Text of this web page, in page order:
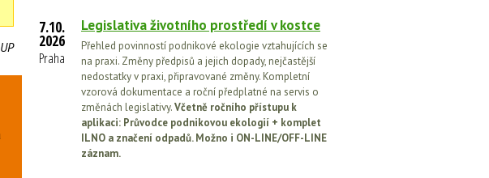
7.10.
2026
Praha
Legislativa životního prostředí v kostce
Přehled povinností podnikové ekologie vztahujících se
na praxi. Změny předpisů a jejich dopady, nejčastější
nedostatky v praxi, připravované změny. Kompletní
vzorová dokumentace a roční předplatné na servis o
změnách legislativy.Včetně ročního přístupu k
aplikaci: Průvodce podnikovou ekologií + komplet
ILNO a značení odpadů. Možno i ON-LINE/OFF-LINE
záznam.